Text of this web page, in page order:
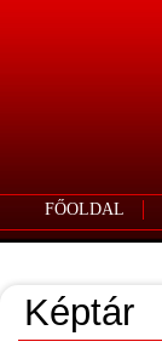
FŐOLDAL
Képtár